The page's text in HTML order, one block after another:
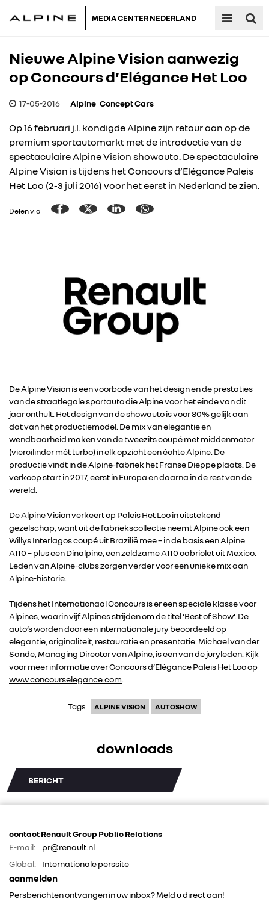
MEDIA CENTER NEDERLAND
RENAULT GROUP
RENAULT
DACIA
FOTO’S & VIDEO’S
CONTACT
Nieuwe Alpine Vision aanwezig
op Concours d’Elégance Het Loo
17-05-2016 Alpine Concept Cars
Op 16 februari j.l. kondigde Alpine zijn retour aan op de
premium sportautomarkt met de introductie van de
spectaculaire Alpine Vision showauto. De spectaculaire
Alpine Vision is tijdens het Concours d’Elégance Paleis
Het Loo (2-3 juli 2016) voor het eerst in Nederland te zien.
Delen via
De Alpine Vision is een voorbode van het design en de prestaties
van de straatlegale sportauto die Alpine voor het einde van dit
jaar onthult. Het design van de showauto is voor 80% gelijk aan
dat van het productiemodel. De mix van elegantie en
wendbaarheid maken van de tweezits coupé met middenmotor
(viercilinder mét turbo) in elk opzicht een échte Alpine. De
productie vindt in de Alpine-fabriek het Franse Dieppe plaats. De
verkoop start in 2017, eerst in Europa en daarna in de rest van de
wereld.
De Alpine Vision verkeert op Paleis Het Loo in uitstekend
gezelschap, want uit de fabriekscollectie neemt Alpine ook een
Willys Interlagos coupé uit Brazilië mee – in de basis een Alpine
A110 – plus een Dinalpine, een zeldzame A110 cabriolet uit Mexico.
Leden van Alpine-clubs zorgen verder voor een unieke mix aan
Alpine-historie.
Tijdens het Internationaal Concours is er een speciale klasse voor
Alpines, waarin vijf Alpines strijden om de titel ‘Best of Show’. De
auto’s worden door een internationale jury beoordeeld op
elegantie, originaliteit, restauratie en presentatie. Michael van der
Sande, Managing Director van Alpine, is een van de juryleden. Kijk
voor meer informatie over Concours d’Elégance Paleis Het Loo op
www.concourselegance.com
Tags ALPINE VISION AUTOSHOW
downloads
BERICHT
contact Renault Group Public Relations
E-mail:
pr@renault.nl
Global:
Internationale perssite
aanmelden
Persberichten ontvangen in uw inbox? Meld u direct aan!